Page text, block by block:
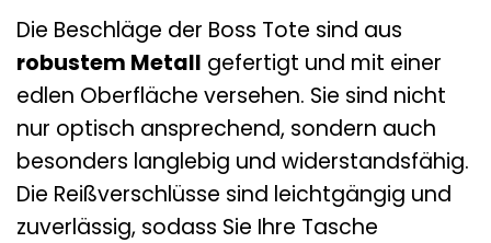
Die Beschläge der Boss Tote sind aus
robustem Metall gefertigt und mit einer
edlen Oberfläche versehen. Sie sind nicht
nur optisch ansprechend, sondern auch
besonders langlebig und widerstandsfähig.
Die Reißverschlüsse sind leichtgängig und
zuverlässig, sodass Sie Ihre Tasche